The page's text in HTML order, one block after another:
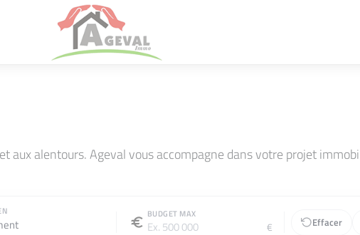
aux alentours. Ageval vous accompagne dans votre projet
BUDGET MAX
€ Effacer